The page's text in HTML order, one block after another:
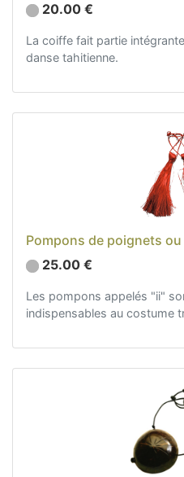
20.00 €
La coiffe fait partie
danse tahitienne.
Pompons de poignets
25.00 €
Les pompons appelés "ii"
indispensables au costume